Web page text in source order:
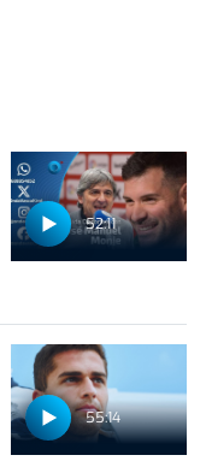
52:11
55:14